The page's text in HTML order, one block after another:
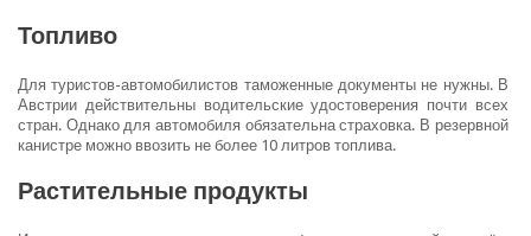
Топливо
Для туристов-автомобилистов таможенные документы не нужны. В
Австрии действительны водительские удостоверения почти всех
стран. Однако для автомобиля обязательна страховка. В резервной
канистре можно ввозить не более 10 литров топлива.
Растительные продукты